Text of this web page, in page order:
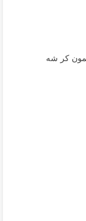
کر شه